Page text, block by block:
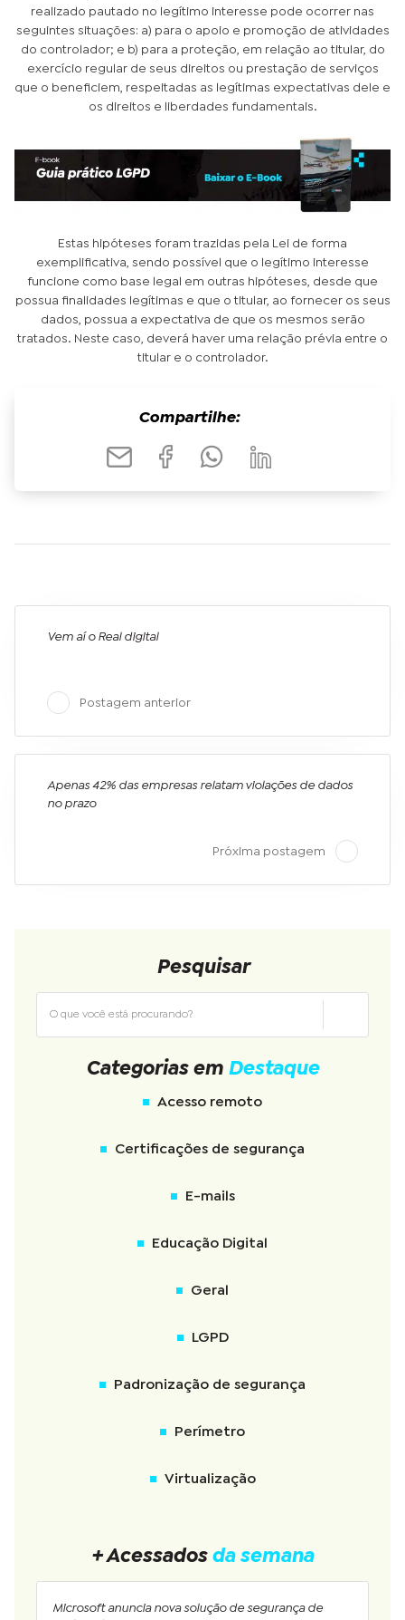
realizado pautado no legítimo interesse pode ocorrer nas
seguintes situações: a) para o apoio e promoção de atividades
do controlador; e b) para a proteção, em relação ao titular, do
exercício regular de seus direitos ou prestação de serviços
que o beneficiem, respeitadas as legítimas expectativas dele e
os direitos e liberdades fundamentais.
Estas hipóteses foram trazidas pela Lei de forma
exemplificativa, sendo possível que o legítimo interesse
funcione como base legal em outras hipóteses, desde que
possua finalidades legítimas e que o titular, ao fornecer os seus
dados, possua a expectativa de que os mesmos serão
tratados. Neste caso, deverá haver uma relação prévia entre o
titular e o controlador.
Compartilhe:
Vem aí o Real digital
Postagem anterior
Apenas 42% das empresas relatam violações de dados
no prazo
Próxima postagem
Pesquisar
Categorias em Destaque
Acesso remoto
Certificações de segurança
E-mails
Educação Digital
Geral
LGPD
Padronização de segurança
Perímetro
Virtualização
+ Acessados da semana
Microsoft anuncia nova solução de segurança de